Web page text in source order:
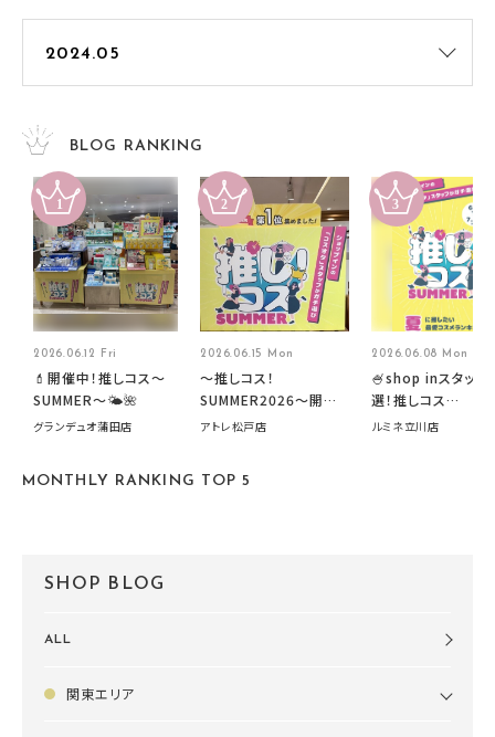
BLOG RANKING
2026.06.12 Fri
💄開催中！推しコス〜
SUMMER〜🌤️🌺
グランデュオ蒲田店
2026.06.15 Mon
～推しコス！
SUMMER2026～開催
中です！
アトレ松戸店
2026.06.08 Mon
🍧shop inスタッフ
選！推しコス
summer2026開催
ルミネ立川店
MONTHLY RANKING TOP 5
SHOP BLOG
ALL
関東エリア